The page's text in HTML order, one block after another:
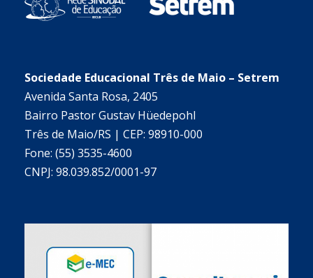
Sociedade Educacional Três de Maio – Setrem
Avenida Santa Rosa, 2405
Bairro Pastor Gustav Hüedepohl
Três de Maio/RS | CEP: 98910-000
Fone: (55) 3535-4600
CNPJ: 98.039.852/0001-97